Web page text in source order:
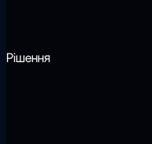
Рішення